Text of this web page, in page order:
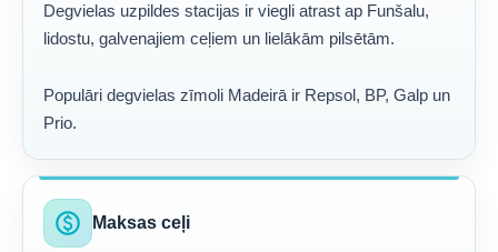
Degvielas uzpildes stacijas ir viegli atrast ap Funšalu,
lidostu, galvenajiem ceļiem un lielākām pilsētām.
Populāri degvielas zīmoli Madeirā ir Repsol, BP, Galp un
Prio.
paid Maksas ceļi